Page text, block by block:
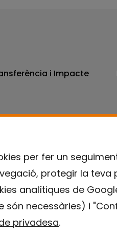
per fer un
protegir la
analítiques de
necessàries) i
privadesa.
i Impacte